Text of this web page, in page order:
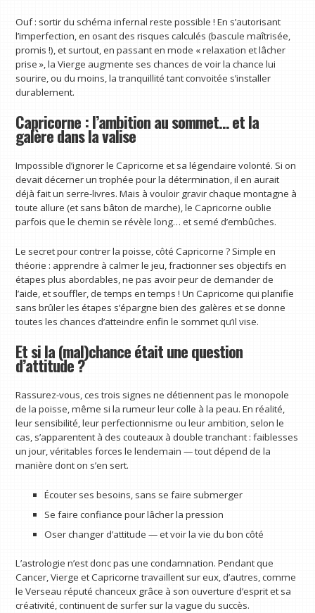
Ouf : sortir du schéma infernal reste possible ! En s’autorisant
l’imperfection, en osant des risques calculés (bascule maîtrisée,
promis !), et surtout, en passant en mode « relaxation et lâcher
prise », la Vierge augmente ses chances de voir la chance lui
sourire, ou du moins, la tranquillité tant convoitée s’installer
durablement.
Capricorne : l’ambition au sommet… et la
galère dans la valise
Impossible d’ignorer le Capricorne et sa légendaire volonté. Si on
devait décerner un trophée pour la détermination, il en aurait
déjà fait un serre-livres. Mais à vouloir gravir chaque montagne à
toute allure (et sans bâton de marche), le Capricorne oublie
parfois que le chemin se révèle long… et semé d’embûches.
Le secret pour contrer la poisse, côté Capricorne ? Simple en
théorie : apprendre à calmer le jeu, fractionner ses objectifs en
étapes plus abordables, ne pas avoir peur de demander de
l’aide, et souffler, de temps en temps ! Un Capricorne qui planifie
sans brûler les étapes s’épargne bien des galères et se donne
toutes les chances d’atteindre enfin le sommet qu’il vise.
Et si la (mal)chance était une question
d’attitude ?
Rassurez-vous, ces trois signes ne détiennent pas le monopole
de la poisse, même si la rumeur leur colle à la peau. En réalité,
leur sensibilité, leur perfectionnisme ou leur ambition, selon le
cas, s’apparentent à des couteaux à double tranchant : faiblesses
un jour, véritables forces le lendemain — tout dépend de la
manière dont on s’en sert.
Écouter ses besoins, sans se faire submerger
Se faire confiance pour lâcher la pression
Oser changer d’attitude — et voir la vie du bon côté
L’astrologie n’est donc pas une condamnation. Pendant que
Cancer, Vierge et Capricorne travaillent sur eux, d’autres, comme
le Verseau réputé chanceux grâce à son ouverture d’esprit et sa
créativité, continuent de surfer sur la vague du succès.